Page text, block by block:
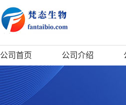
公司首页 公司介绍